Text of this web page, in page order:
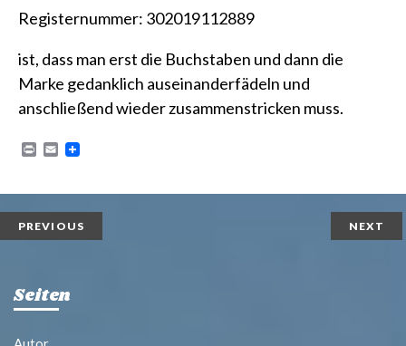
Registernummer: 302019112889
ist, dass man erst die Buchstaben und dann die
Marke gedanklich auseinanderfädeln und
anschließend wieder zusammenstricken muss.
n
E
i
PREVIOUS NEXT
Seiten